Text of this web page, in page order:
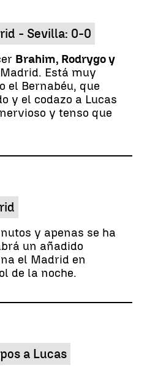
- Sevilla: 0-0
Brahim, Rodrygo y
Está muy
el Bernabéu, que
y el codazo a Lucas
y tenso que
y apenas se ha
un añadido
el Madrid en
de la noche.
a Lucas